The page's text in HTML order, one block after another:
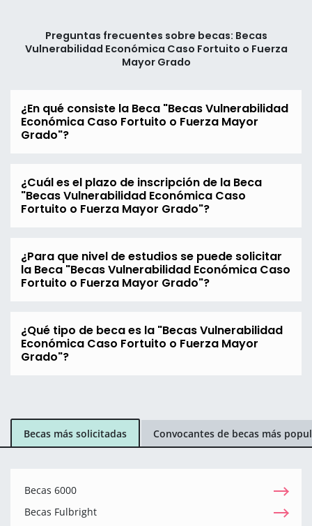
Preguntas frecuentes sobre becas: Becas
Vulnerabilidad Económica Caso Fortuito o Fuerza
Mayor Grado
¿En qué consiste la Beca "Becas Vulnerabilidad
Económica Caso Fortuito o Fuerza Mayor
Grado"?
¿Cuál es el plazo de inscripción de la Beca
"Becas Vulnerabilidad Económica Caso
Fortuito o Fuerza Mayor Grado"?
¿Para que nivel de estudios se puede solicitar
la Beca "Becas Vulnerabilidad Económica Caso
Fortuito o Fuerza Mayor Grado"?
¿Qué tipo de beca es la "Becas Vulnerabilidad
Económica Caso Fortuito o Fuerza Mayor
Grado"?
Becas más solicitadas Convocantes de becas más
Becas 6000
Becas Fulbright